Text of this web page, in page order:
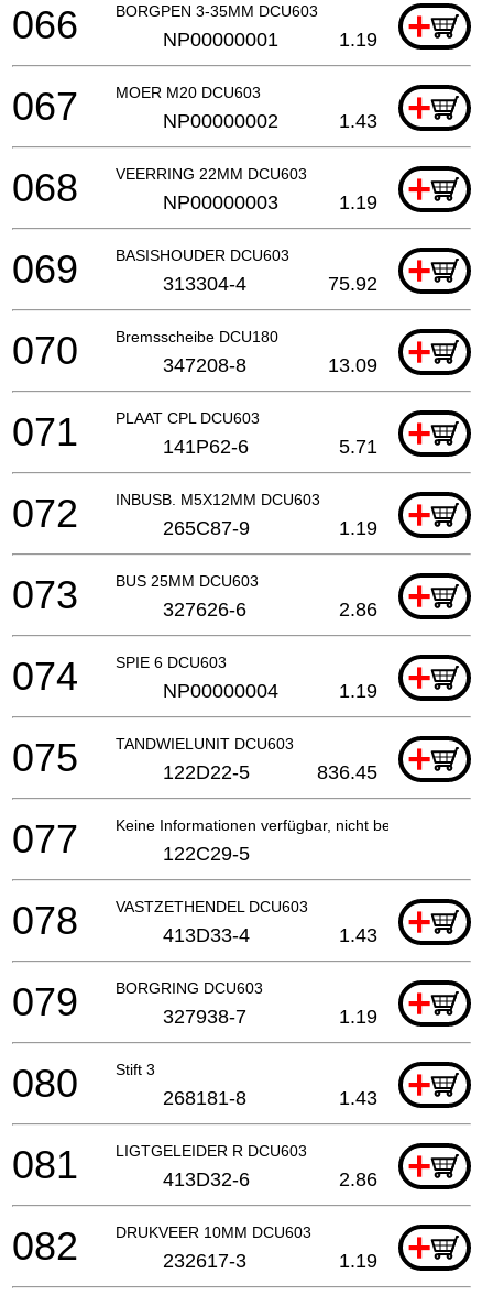
BORGPEN 3-35MM DCU603 +
066 NP00000001 1.19
MOER M20 DCU603 +
067 NP00000002 1.43
VEERRING 22MM DCU603 +
068 NP00000003 1.19
BASISHOUDER DCU603 +
069 313304-4 75.92
Bremsscheibe DCU180 +
070 347208-8 13.09
PLAAT CPL DCU603 +
071 141P62-6 5.71
INBUSB. M5X12MM DCU603 +
072 265C87-9 1.19
BUS 25MM DCU603 +
073 327626-6 2.86
SPIE 6 DCU603 +
074 NP00000004 1.19
TANDWIELUNIT DCU603 +
075 122D22-5 836.45
Keine Informationen verfügbar, nicht bestellbar
077 122C29-5
VASTZETHENDEL DCU603 +
078 413D33-4 1.43
BORGRING DCU603 +
079 327938-7 1.19
Stift 3 +
080 268181-8 1.43
LIGTGELEIDER R DCU603 +
081 413D32-6 2.86
DRUKVEER 10MM DCU603 +
082 232617-3 1.19